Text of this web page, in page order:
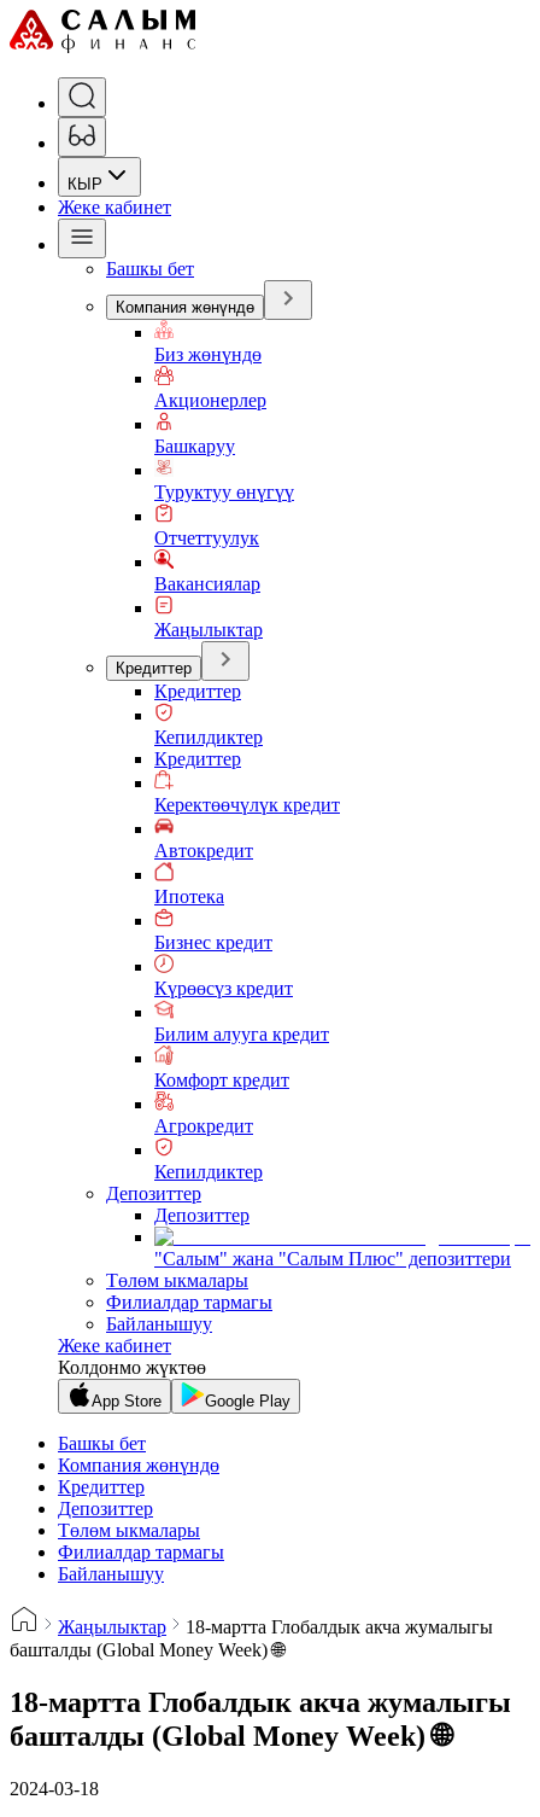
КЫР
Жеке кабинет
Башкы бет
Компания жөнүндө
Биз жөнүндө
Акционерлер
Башкаруу
Туруктуу өнүгүү
Отчеттуулук
Вакансиялар
Жаңылыктар
Кредиттер
Кредиттер
Кепилдиктер
Кредиттер
Керектөөчүлүк кредит
Автокредит
Ипотека
Бизнес кредит
Күрөөсүз кредит
Билим алууга кредит
Комфорт кредит
Агрокредит
Кепилдиктер
Депозиттер
Депозиттер
"Салым" жана "Салым Плюс" депозиттери
Төлөм ыкмалары
Филиалдар тармагы
Байланышуу
Жеке кабинет
Колдонмо жүктөө
App Store Google Play
Башкы бет
Компания жөнүндө
Кредиттер
Депозиттер
Төлөм ыкмалары
Филиалдар тармагы
Байланышуу
Жаңылыктар
18-мартта Глобалдык акча жумалыгы
башталды (Global Money Week) 🌐
18-мартта Глобалдык акча жумалыгы
башталды (Global Money Week) 🌐
2024-03-18